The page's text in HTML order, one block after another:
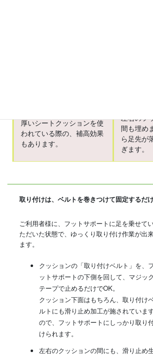
厚いシートクッションを使
われている際の、補高効果
もあります。
左右のフ
間も埋め
ら足先が
ぎます。
取り付けは、ベルトを巻きつけて固定するだけ
ご利用者様に、フットサポートに足を乗せて
ただいた状態で、ゆっくり取り付け作業が出
ます。
クッションの「取り付けベルト」を、
ットサポートの下側を回して、マジック
テープで止めるだけでOK。
クッション下面はもちろん、取り付け
ルトにも滑り止め加工が施されていま
ので、フットサポートにしっかり取り
けられます。
左右のクッションの間にも、滑り止め